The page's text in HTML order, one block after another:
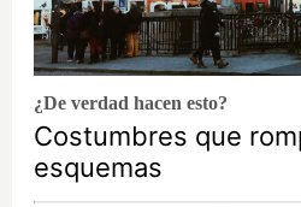
¿De verdad hacen esto?
Costumbres que
esquemas